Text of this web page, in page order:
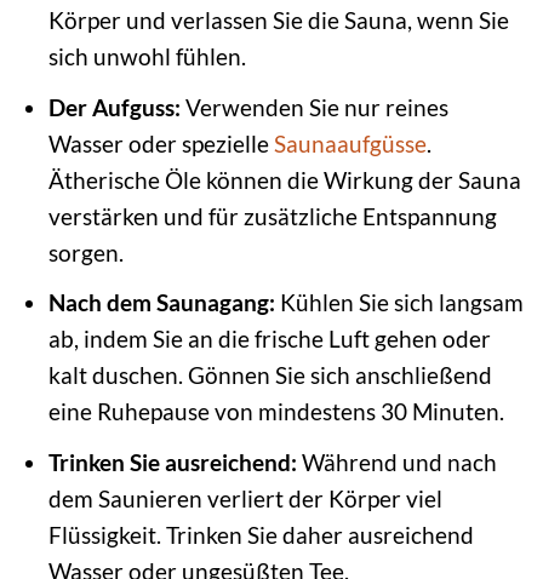
Körper und verlassen Sie die Sauna, wenn Sie
sich unwohl fühlen.
Der Aufguss: Verwenden Sie nur reines
Wasser oder spezielleSaunaaufgüsse.
Ätherische Öle können die Wirkung der Sauna
verstärken und für zusätzliche Entspannung
sorgen.
Nach dem Saunagang: Kühlen Sie sich langsam
ab, indem Sie an die frische Luft gehen oder
kalt duschen. Gönnen Sie sich anschließend
eine Ruhepause von mindestens 30 Minuten.
Trinken Sie ausreichend: Während und nach
dem Saunieren verliert der Körper viel
Flüssigkeit. Trinken Sie daher ausreichend
Wasser oder ungesüßten Tee.